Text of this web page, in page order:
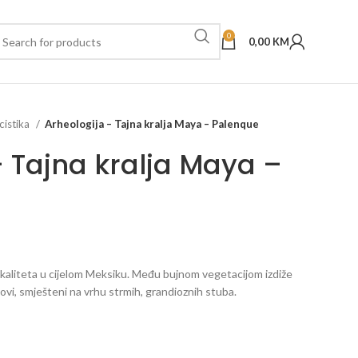
0 0,00 KM
Arheologija – Tajna kralja Maya – Palenque
kralja Maya –
u cijelom Meksiku. Među bujnom vegetacijom izdiže
smješteni na vrhu strmih, grandioznih stuba.